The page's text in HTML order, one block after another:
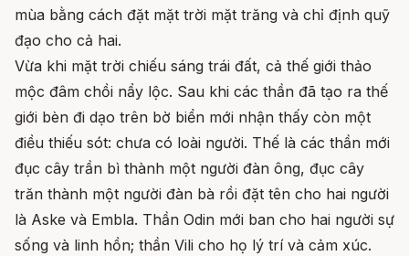
mùa bằng cách đặt mặt trời mặt trăng và chỉ định quỹ
đạo cho cả hai.
Vừa khi mặt trời chiếu sáng trái đất, cả thế giới thảo
mộc đâm chồi nẩy lộc. Sau khi các thần đã tạo ra thế
giới bèn đi dạo trên bờ biển mới nhận thấy còn một
điều thiếu sót: chưa có loài người. Thế là các thần mới
đục cây trần bì thành một người đàn ông, đục cây
trăn thành một người đàn bà rồi đặt tên cho hai người
là Aske và Embla. Thần Odin mới ban cho hai người sự
sống và linh hồn; thần Vili cho họ lý trí và cảm xúc.